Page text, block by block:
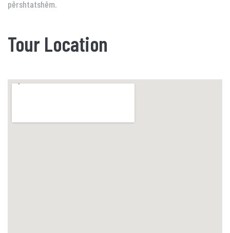
përshtatshëm.
Tour Location